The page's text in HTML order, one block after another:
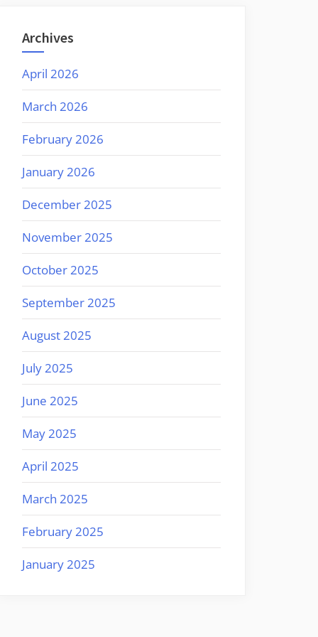
Archives
April 2026
March 2026
February 2026
January 2026
December 2025
November 2025
October 2025
September 2025
August 2025
July 2025
June 2025
May 2025
April 2025
March 2025
February 2025
January 2025